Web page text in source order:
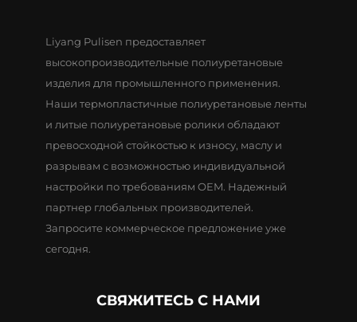
Liyang Pulisen предоставляет
высокопроизводительные полиуретановые
изделия для промышленного применения.
Наши термопластичные полиуретановые ленты
и литые полиуретановые ролики обладают
превосходной стойкостью к износу, маслу и
разрывам с возможностью индивидуальной
настройки по требованиям OEM. Надежный
партнер глобальных производителей.
Запросите коммерческое предложение уже
сегодня.
СВЯЖИТЕСЬ С НАМИ